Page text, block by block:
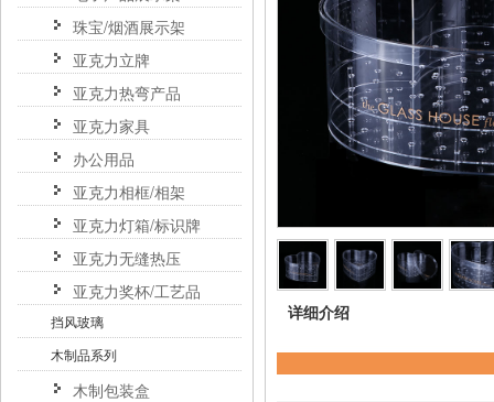
珠宝/烟酒展示架
亚克力立牌
亚克力热弯产品
亚克力家具
办公用品
亚克力相框/相架
亚克力灯箱/标识牌
亚克力无缝热压
亚克力奖杯/工艺品
挡风玻璃
木制品系列
木制包装盒
详细介绍